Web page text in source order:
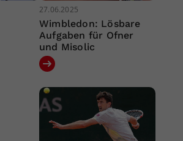
27.06.2025
Wimbledon: Lösbare
Aufgaben für Ofner
und Misolic